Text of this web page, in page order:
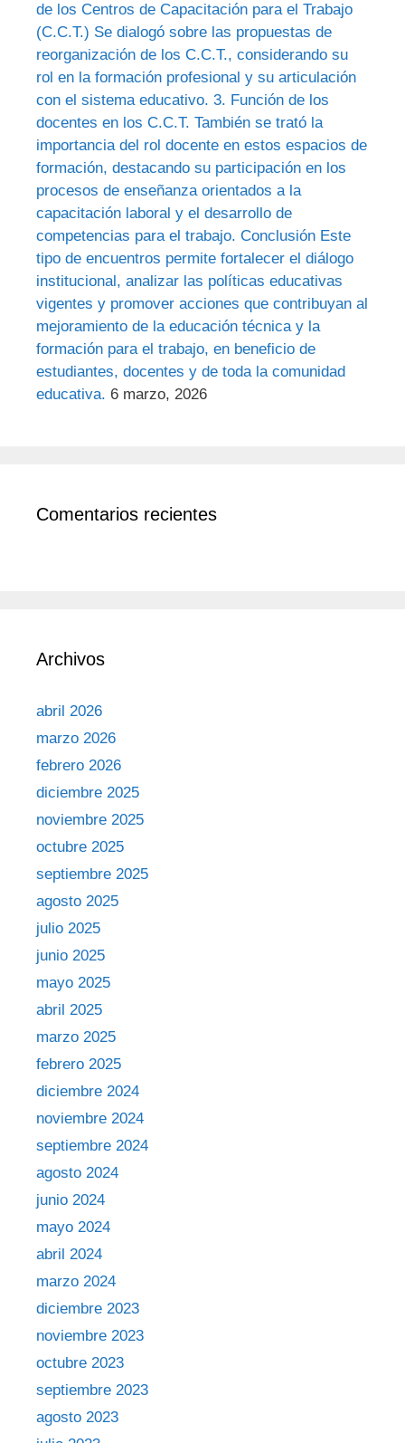
de los Centros de Capacitación para el Trabajo
(C.C.T.) Se dialogó sobre las propuestas de
reorganización de los C.C.T., considerando su
rol en la formación profesional y su articulación
con el sistema educativo. 3. Función de los
docentes en los C.C.T. También se trató la
importancia del rol docente en estos espacios de
formación, destacando su participación en los
procesos de enseñanza orientados a la
capacitación laboral y el desarrollo de
competencias para el trabajo. Conclusión Este
tipo de encuentros permite fortalecer el diálogo
institucional, analizar las políticas educativas
vigentes y promover acciones que contribuyan al
mejoramiento de la educación técnica y la
formación para el trabajo, en beneficio de
estudiantes, docentes y de toda la comunidad
educativa. 6 marzo, 2026
Comentarios recientes
Archivos
abril 2026
marzo 2026
febrero 2026
diciembre 2025
noviembre 2025
octubre 2025
septiembre 2025
agosto 2025
julio 2025
junio 2025
mayo 2025
abril 2025
marzo 2025
febrero 2025
diciembre 2024
noviembre 2024
septiembre 2024
agosto 2024
junio 2024
mayo 2024
abril 2024
marzo 2024
diciembre 2023
noviembre 2023
octubre 2023
septiembre 2023
agosto 2023